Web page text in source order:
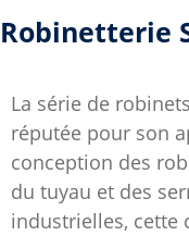
Robinetterie
La série de
réputée pour son
conception des
du tuyau et des
industrielles, cette